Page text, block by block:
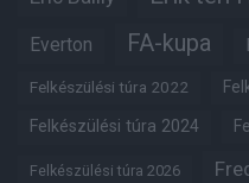
Everton FA-kupa
Felkészülési túra 2022
Felkészülési túra 2024
Felkészülési túra 2026